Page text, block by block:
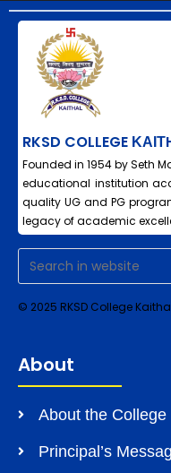
RKSD COLLEGE
Founded in 1954 by Seth
educational institution
quality UG and PG
legacy of academic
© 2025 RKSD College
About
About the College
Principal’s